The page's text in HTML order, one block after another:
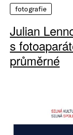
fotografie
Julian
s
průměrné